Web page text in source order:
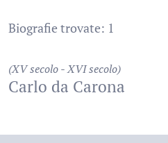
Biografie trovate: 1
(XV secolo - XVI secolo)
Carlo da Carona